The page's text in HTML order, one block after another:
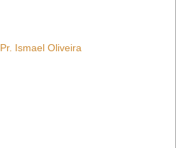
Pr. Ismael Oliveira